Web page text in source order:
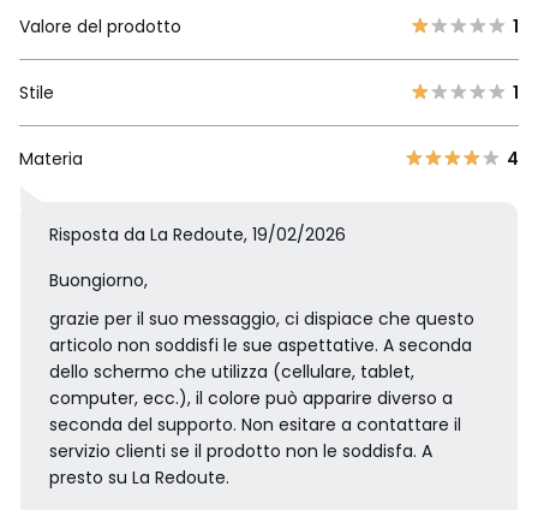
Valore del prodotto
1
Stile 1
Materia 4
Risposta da La Redoute, 19/02/2026
Buongiorno,
grazie per il suo messaggio, ci dispiace che questo
articolo non soddisfi le sue aspettative. A seconda
dello schermo che utilizza (cellulare, tablet,
computer, ecc.), il colore può apparire diverso a
seconda del supporto. Non esitare a contattare il
servizio clienti se il prodotto non le soddisfa. A
presto su La Redoute.